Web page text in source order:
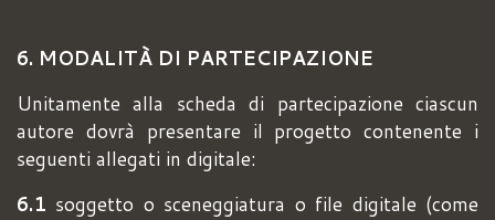
6. MODALITÀ DI PARTECIPAZIONE
Unitamente alla scheda di partecipazione ciascun
autore dovrà presentare il progetto contenente i
seguenti allegati in digitale:
6.1 soggetto o sceneggiatura o file digitale (come